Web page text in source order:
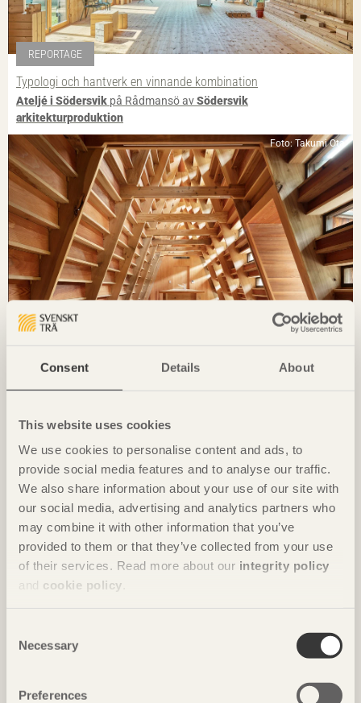
Consent Details About
This website uses cookies
We use cookies to personalise content and ads, to
provide social media features and to analyse our traffic.
We also share information about your use of our site with
our social media, advertising and analytics partners who
may combine it with other information that you’ve
provided to them or that they’ve collected from your use
of their services. Read more about our integrity policy
and cookie policy
Selection
Necessary
Preferences
REPORTAGE
Typologi och hantverk en vinnande kombination
Ateljé i Södersvik på Rådmansö avSödersvik
arkitekturproduktion
Foto: Takumi Ota